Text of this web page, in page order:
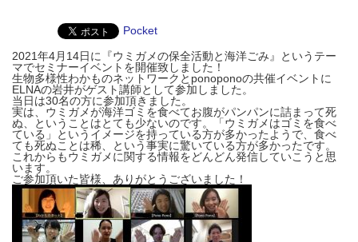
Pocket
2021年4月14日に『ウミガメの保全活動と海洋ごみ』というテー
マでセミナーイベントを開催致しました！
生物多様性わかものネットワーク とponoponoの共催イベントに
ELNAの岩井がゲスト講師として参加しました。
当日は30名の方に参加頂きました。
実は、ウミガメが海洋ゴミを食べてお腹がパンパンに詰まって死
ぬ、ということはとても少ないのです。
「ウミガメはゴミを食べ
ている」というイメージを持っている方が多かったようで、食べ
ても死ぬことは稀、という事実に驚いている方が多かったです。
これからもウミガメに関する情報をどんどん発信していこうと思
います。
ご参加頂いた皆様、ありがとうございました！